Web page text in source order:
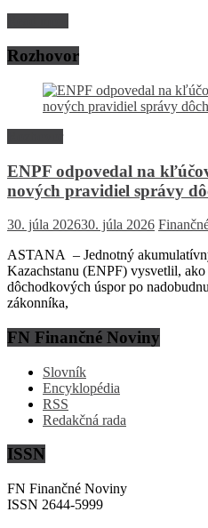
Rozhovor
ENPF odpovedal na
nových pravidiel správy
30. júla 202630. júla 2026
ASTANA – Jednotný
Kazachstanu (ENPF) vysvetlil,
dôchodkových úspor po
zákonníka,
FN Finančné Noviny
Slovník
Encyklopédia
RSS
Redakčná rada
ISSN
FN Finančné Noviny
ISSN 2644-5999